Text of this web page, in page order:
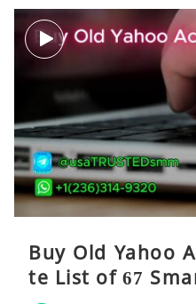
Buy Old Yahoo
te List of 67